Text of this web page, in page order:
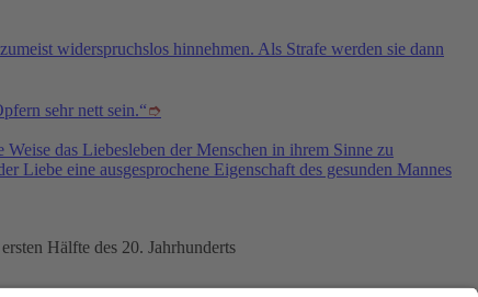
widerspruchslos hinnehmen. Als Strafe werden sie dann
sehr nett sein.“➮
das Liebesleben der Menschen in ihrem Sinne zu
eine ausgesprochene Eigenschaft des gesunden Mannes
Hälfte des 20. Jahrhunderts